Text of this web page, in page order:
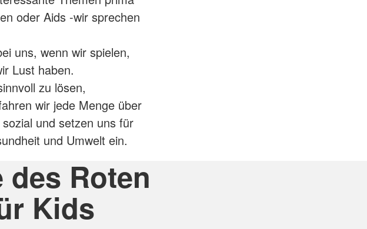
oder Aids -wir sprechen
uns, wenn wir spielen,
Lust haben.
zu lösen,
wir jede Menge über
und setzen uns für
und Umwelt ein.
des Roten
Kids